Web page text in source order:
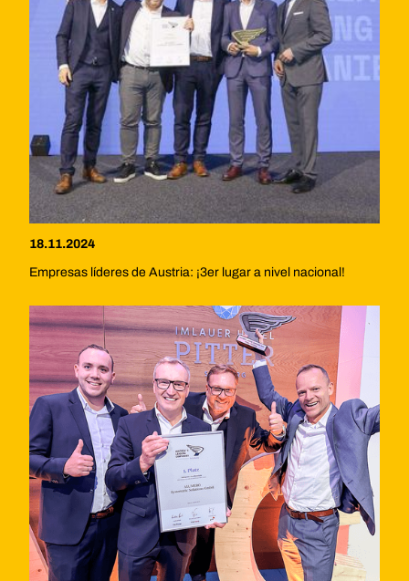
18.11.2024
Empresas líderes de Austria: ¡3er lugar a nivel nacional!